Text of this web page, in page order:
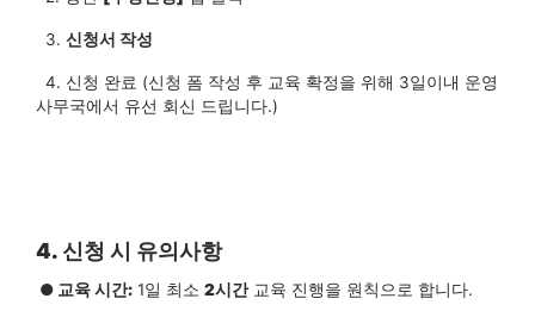
3. 신청서 작성
4. 신청 완료 (신청 폼 작성 후 교육 확정을 위해 3일이내 운영
사무국에서 유선 회신 드립니다.)
4. 신청 시 유의사항
● 교육 시간: 1일 최소 2시간교육 진행을 원칙으로 합니다.